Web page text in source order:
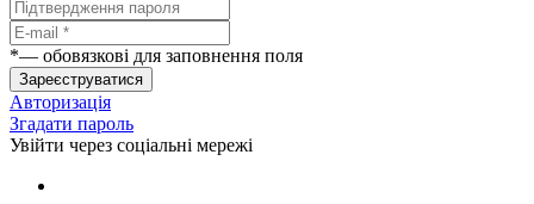
*— обовязкові для заповнення поля
Зареєструватися
Авторизація
Згадати пароль
Увійти через соціальні мережі